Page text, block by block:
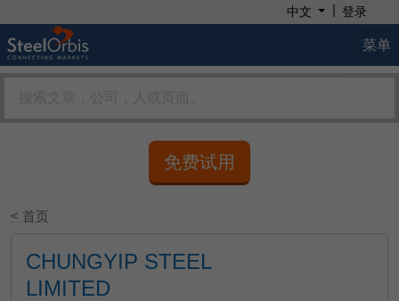
中文 | 登录
菜单
免费试用
< 首页
CHUNGYIP STEEL
LIMITED